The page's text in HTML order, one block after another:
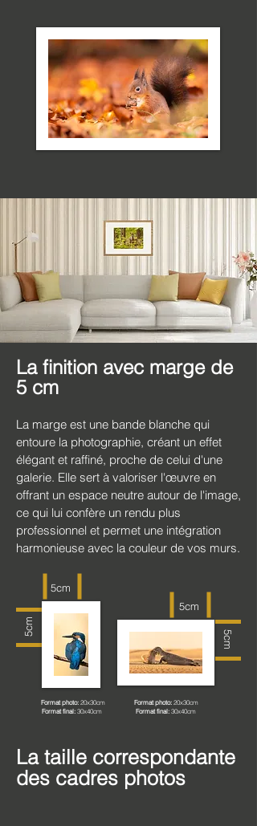
La finition avec marge de
5 cm
La marge est une bande blanche qui
entoure la photographie, créant un effet
élégant et raffiné, proche de celui d'une
galerie. Elle sert à valoriser l'œuvre en
offrant un espace neutre autour de l'image,
ce qui lui confère un rendu plus
professionnel et permet une intégration
harmonieuse avec la couleur de vos murs.
5cm
5cm
5cm
5cm
Format photo:20x30cm
Format final: 30x40cm
Format photo: 20x30cm
Format final:30x40cm
La taille correspondante
des cadres photos